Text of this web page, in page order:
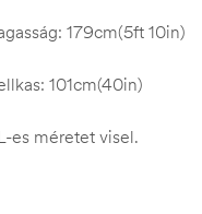
179cm(5ft 10in)
101cm(40in)
es méretet visel.